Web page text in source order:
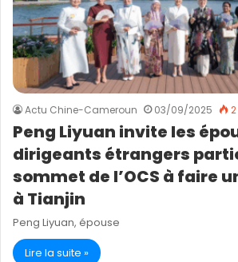
Actu Chine-Cameroun 03/09/2025 2
Peng Liyuan invite les
dirigeants étrangers
sommet de l’OCS à faire
à Tianjin
Peng Liyuan, épouse
Lire la suite »